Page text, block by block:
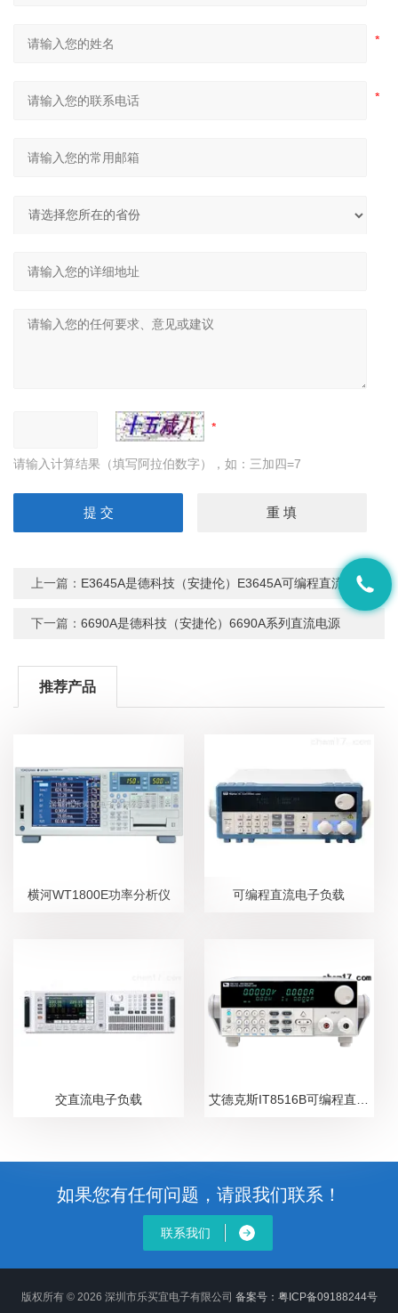
请输入计算结果（填写阿拉伯数字），如：三加四=7
上一篇： E3645A是德科技（安捷伦）E3645A可编程直流电源双向
下一篇：6690A是德科技（安捷伦）6690A系列直流电源
推荐产品
横河WT1800E功率分析仪 可编程直流电子负载
交直流电子负载
如果您有任何问题，请跟我们联系！
联系我们
版权所有 © 2026 深圳市乐买宜电子有限公司 备案号：粤ICP备09188244号